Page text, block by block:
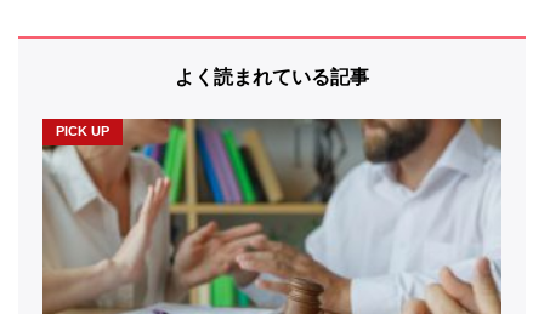
よく読まれている記事